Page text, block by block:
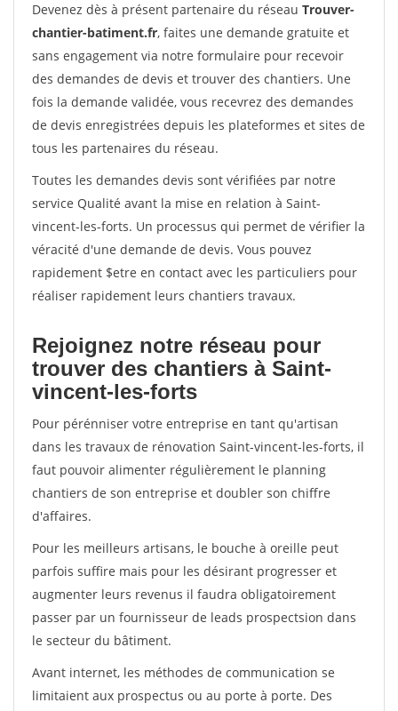
Devenez dès à présent partenaire du réseau Trouver-
chantier-batiment.fr, faites une demande gratuite et
sans engagement via notre formulaire pour recevoir
des demandes de devis et trouver des chantiers. Une
fois la demande validée, vous recevrez des demandes
de devis enregistrées depuis les plateformes et sites de
tous les partenaires du réseau.
Toutes les demandes devis sont vérifiées par notre
service Qualité avant la mise en relation à Saint-
vincent-les-forts. Un processus qui permet de vérifier la
véracité d'une demande de devis. Vous pouvez
rapidement $etre en contact avec les particuliers pour
réaliser rapidement leurs chantiers travaux.
Rejoignez notre réseau pour
trouver des chantiers à Saint-
vincent-les-forts
Pour pérénniser votre entreprise en tant qu'artisan
dans les travaux de rénovation Saint-vincent-les-forts, il
faut pouvoir alimenter régulièrement le planning
chantiers de son entreprise et doubler son chiffre
d'affaires.
Pour les meilleurs artisans, le bouche à oreille peut
parfois suffire mais pour les désirant progresser et
augmenter leurs revenus il faudra obligatoirement
passer par un fournisseur de leads prospectsion dans
le secteur du bâtiment.
Avant internet, les méthodes de communication se
limitaient aux prospectus ou au porte à porte. Des